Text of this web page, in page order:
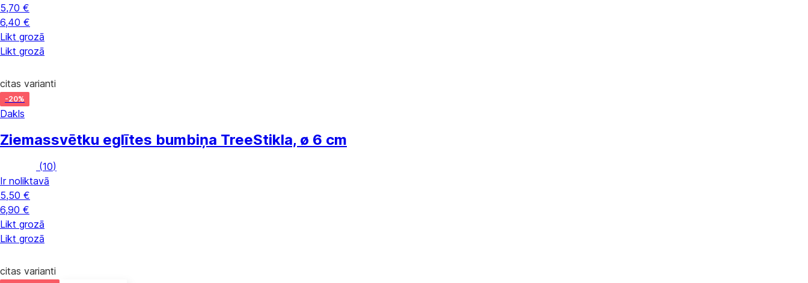
5,70 €
6,40 €
Likt grozā
Likt grozā
citas varianti
-20%
Dakls
Ziemassvētku eglītes bumbiņa TreeStikla, ø 6 cm
(10)
Ir noliktavā
5,50 €
6,90 €
Likt grozā
Likt grozā
citas varianti